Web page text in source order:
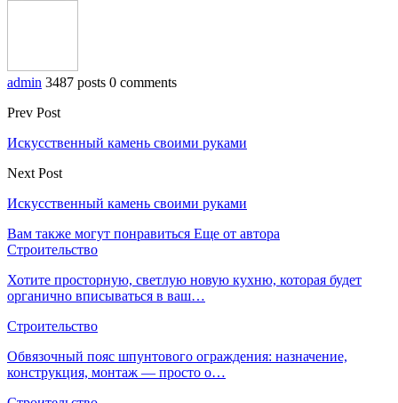
admin 3487 posts 0 comments
Prev Post
Искусственный камень своими руками
Next Post
Искусственный камень своими руками
Вам также могут понравиться Еще от автора
Строительство
Хотите просторную, светлую новую кухню, которая будет
органично вписываться в ваш…
Строительство
Обвязочный пояс шпунтового ограждения: назначение,
конструкция, монтаж — просто о…